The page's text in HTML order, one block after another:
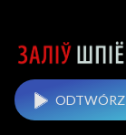
ODTWÓRZ